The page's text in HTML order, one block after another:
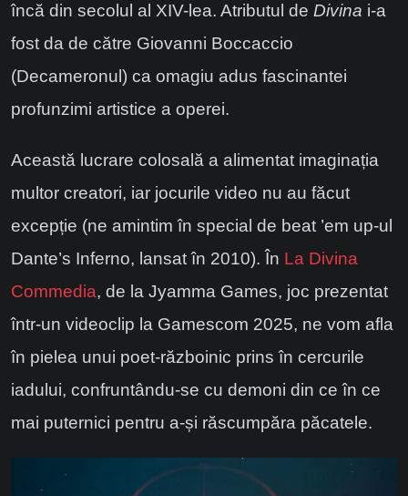
încă din secolul al XIV-lea. Atributul de Divina i-a
fost da de către Giovanni Boccaccio
(Decameronul) ca omagiu adus fascinantei
profunzimi artistice a operei.
Această lucrare colosală a alimentat imaginația
multor creatori, iar jocurile video nu au făcut
excepție (ne amintim în special de beat ’em up-ul
Dante’s Inferno, lansat în 2010). În La Divina
Commedia, de la Jyamma Games, joc prezentat
într-un videoclip la Gamescom 2025, ne vom afla
în pielea unui poet-războinic prins în cercurile
iadului, confruntându-se cu demoni din ce în ce
mai puternici pentru a-și răscumpăra păcatele.